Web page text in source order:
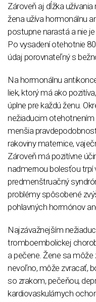
Zároveň aj dĺžka
žena užíva hormonálnu
postupne narastá a nie
Po vysadení otehotnie
údaj porovnateľný s
Na hormonálnu
liek, ktorý má ako
úplne pre každú ženu.
nežiaducim otehotnením
menšia
rakoviny maternice,
Zároveň má pozitívne
nadmernou bolesťou trpí
predmenštruačný
problémy spôsobené
pohlavných hormónov
Najzávažnejším
tromboembolickej
a pečene. Žene sa
nevoľno, môže zvracať,
so zrakom, pečeňou,
kardiovaskulárnych